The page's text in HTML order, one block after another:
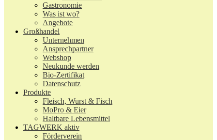
Gastronomie
Was ist wo?
Angebote
Großhandel
Unternehmen
Ansprechpartner
Webshop
Neukunde werden
Bio-Zertifikat
Datenschutz
Produkte
Fleisch, Wurst & Fisch
MoPro & Eier
Haltbare Lebensmittel
TAGWERK aktiv
Förderverein